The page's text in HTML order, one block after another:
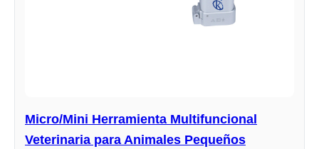
Micro/Mini Herramienta Multifuncional
Veterinaria para Animales Pequeños